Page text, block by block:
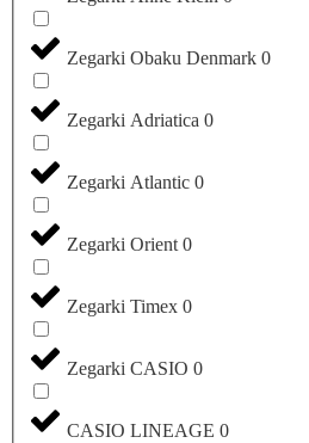
Zegarki Obaku Denmark 0
Zegarki Adriatica 0
Zegarki Atlantic 0
Zegarki Orient 0
Zegarki Timex 0
Zegarki CASIO 0
CASIO LINEAGE 0